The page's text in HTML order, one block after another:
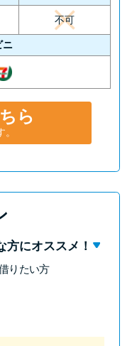
不可
ニ
ら
方にオススメ！
りたい方